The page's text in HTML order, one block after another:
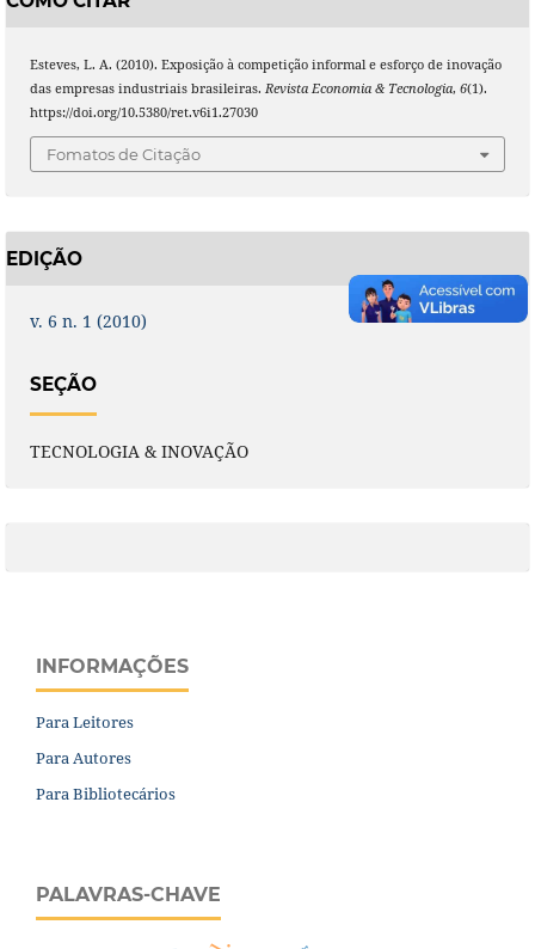
Esteves, L. A. (2010). Exposição à competição informal e esforço de inovação
das empresas industriais brasileiras. Revista Economia & Tecnologia, 6(1).
https://doi.org/10.5380/ret.v6i1.27030
Fomatos de Citação
EDIÇÃO
v. 6 n. 1 (2010)
SEÇÃO
TECNOLOGIA & INOVAÇÃO
INFORMAÇÕES
Para Leitores
Para Autores
Para Bibliotecários
PALAVRAS-CHAVE